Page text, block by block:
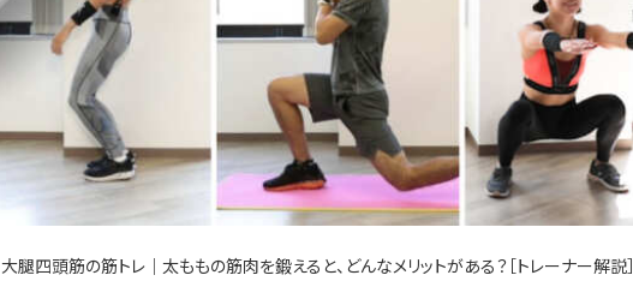
大腿四頭筋の筋トレ｜太ももの筋肉を鍛えると、どんなメリットがある？［トレーナー解説］